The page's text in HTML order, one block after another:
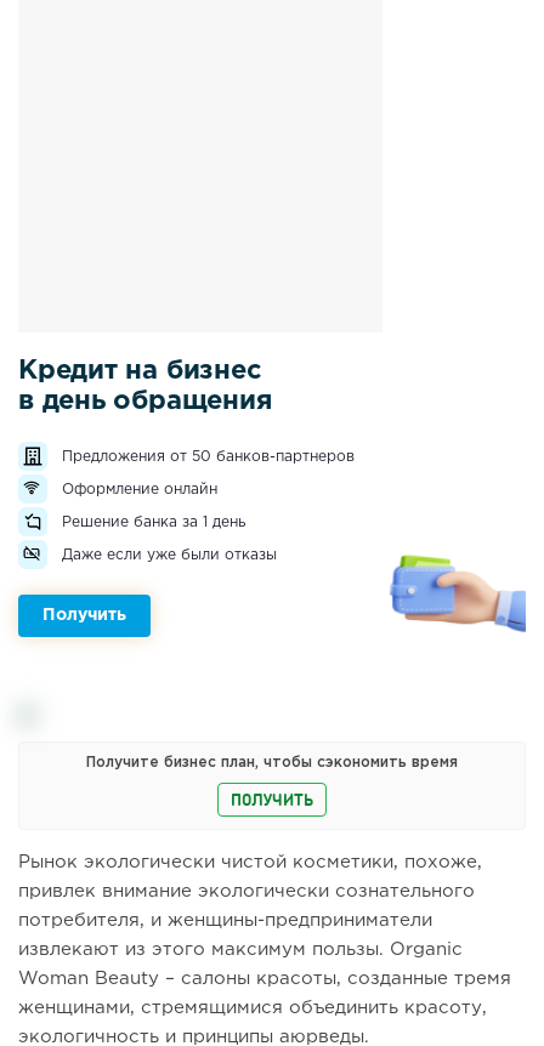
Кредит на бизнес
в день обращения
Предложения от 50 банков-партнеров
Оформление онлайн
Решение банка за 1 день
Даже если уже были отказы
Получить
Получите бизнес план, чтобы сэкономить время
ПОЛУЧИТЬ
Рынок экологически чистой косметики, похоже,
привлек внимание экологически сознательного
потребителя, и женщины-предприниматели
извлекают из этого максимум пользы. Organic
Woman Beauty – салоны красоты, созданные тремя
женщинами, стремящимися объединить красоту,
экологичность и принципы аюрведы.